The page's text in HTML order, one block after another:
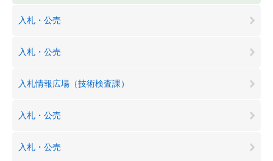
入札・公売
入札・公売
入札情報広場（技術検査課）
入札・公売
入札・公売